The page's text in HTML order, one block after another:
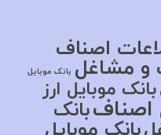
اصناف
و مشاغل بانک موبایل
بانک موبایل ارز
اصنافبانک